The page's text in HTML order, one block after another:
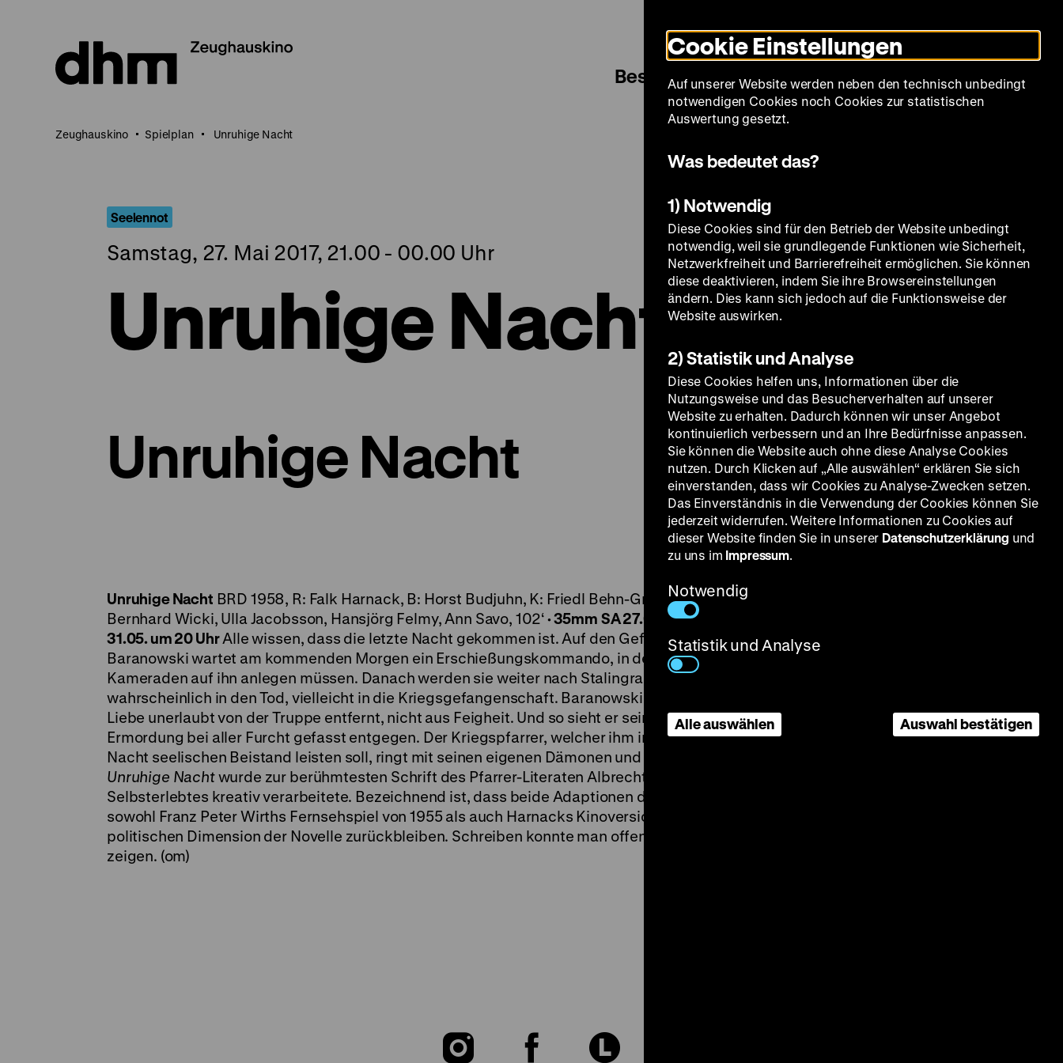
Seiteninhalt
springen
Modus
umschalten
Sprache
Besuch Spielplan Filmreihen Über uns
Zeughauskino Spielplan Unruhige Nacht
Seelennot
Samstag, 27. Mai 2017, 21.00 - 00.00 Uhr
Unruhige Nacht
Unruhige Nacht
Unruhige Nacht BRD 1958, R: Falk Harnack, B: Horst Budjuhn, K: Friedl Behn-Grund, D:
Bernhard Wicki, Ulla Jacobsson, Hansjörg Felmy, Ann Savo, 102‘· 35mm SA 27.05. um 21 Uhr + MI
31.05. um 20 UhrAlle wissen, dass die letzte Nacht gekommen ist. Auf den Gefreiten
Baranowski wartet am kommenden Morgen ein Erschießungskommando, in dem die
Kameraden auf ihn anlegen müssen. Danach werden sie weiter nach Stalingrad ziehen,
wahrscheinlich in den Tod, vielleicht in die Kriegsgefangenschaft. Baranowski hatte sich aus
Liebe unerlaubt von der Truppe entfernt, nicht aus Feigheit. Und so sieht er seiner nahen
Ermordung bei aller Furcht gefasst entgegen. Der Kriegspfarrer, welcher ihm in seiner letzten
Nacht seelischen Beistand leisten soll, ringt mit seinen eigenen Dämonen und Zweifeln.
Unruhige Nachtwurde zur berühmtesten Schrift des Pfarrer-Literaten Albrecht Goes, der hier
Selbsterlebtes kreativ verarbeitete. Bezeichnend ist, dass beide Adaptionen des Stoffes,
sowohl Franz Peter Wirths Fernsehspiel von 1955 als auch Harnacks Kinoversion, hinter der
politischen Dimension der Novelle zurückbleiben. Schreiben konnte man offenbar mehr als
zeigen. (om)
Zu
Zu
Zu
Cookie Einstellungen
Auf unserer Website werden neben den technisch unbedingt
notwendigen Cookies noch Cookies zur statistischen
Auswertung gesetzt.
Was bedeutet das?
1) Notwendig
Diese Cookies sind für den Betrieb der Website unbedingt
notwendig, weil sie grundlegende Funktionen wie Sicherheit,
Netzwerkfreiheit und Barrierefreiheit ermöglichen. Sie können
diese deaktivieren, indem Sie ihre Browsereinstellungen
ändern. Dies kann sich jedoch auf die Funktionsweise der
Website auswirken.
2) Statistik und Analyse
Diese Cookies helfen uns, Informationen über die
Nutzungsweise und das Besucherverhalten auf unserer
Website zu erhalten. Dadurch können wir unser Angebot
kontinuierlich verbessern und an Ihre Bedürfnisse anpassen.
Sie können die Website auch ohne diese Analyse Cookies
nutzen. Durch Klicken auf „Alle auswählen“ erklären Sie sich
einverstanden, dass wir Cookies zu Analyse-Zwecken setzen.
Das Einverständnis in die Verwendung der Cookies können Sie
jederzeit widerrufen. Weitere Informationen zu Cookies auf
dieser Website finden Sie in unserer Datenschutzerklärung und
zu uns im Impressum.
Notwendig
Statistik und Analyse
Alle auswählen Auswahl bestätigen